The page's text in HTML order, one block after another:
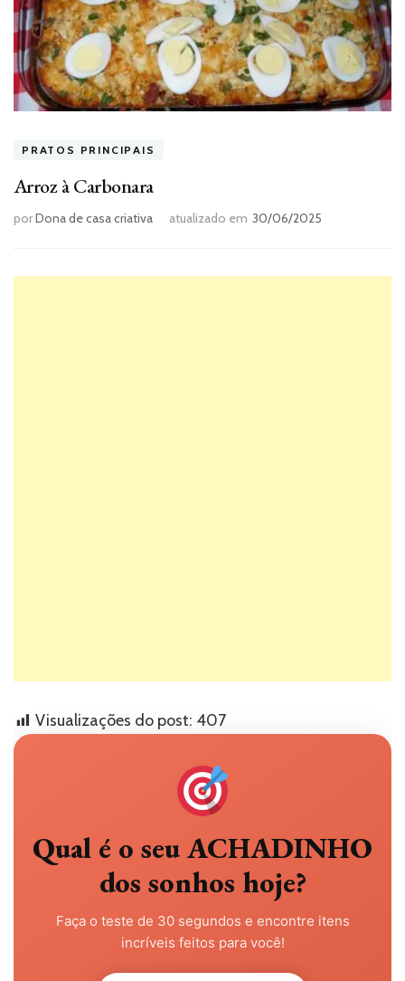
PRATOS PRINCIPAIS
Arroz à Carbonara
porDona de casa criativa atualizado em 30/06/2025
Visualizações do post: 407
Qual é o seu ACHADINHO
dos sonhos hoje?
Faça o teste de 30 segundos e encontre itens
incríveis feitos para você!